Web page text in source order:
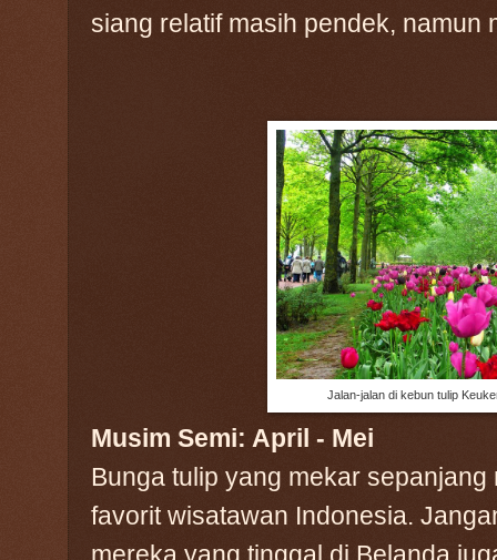
siang relatif masih pendek, namun
Jalan-jalan di kebun tulip
Musim Semi: April - Mei
Bunga tulip yang mekar
favorit wisatawan Indonesia.